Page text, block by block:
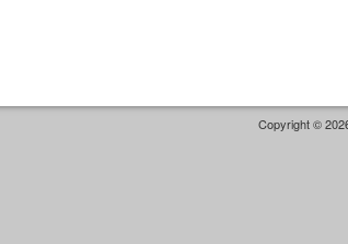
Copyright ©